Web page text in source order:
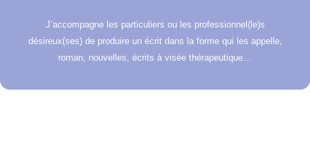
J’accompagne les particuliers ou les professionnel(le)s
désireux(ses) de produire un écrit dans la forme qui les appelle,
roman, nouvelles, écrits à visée thérapeutique…